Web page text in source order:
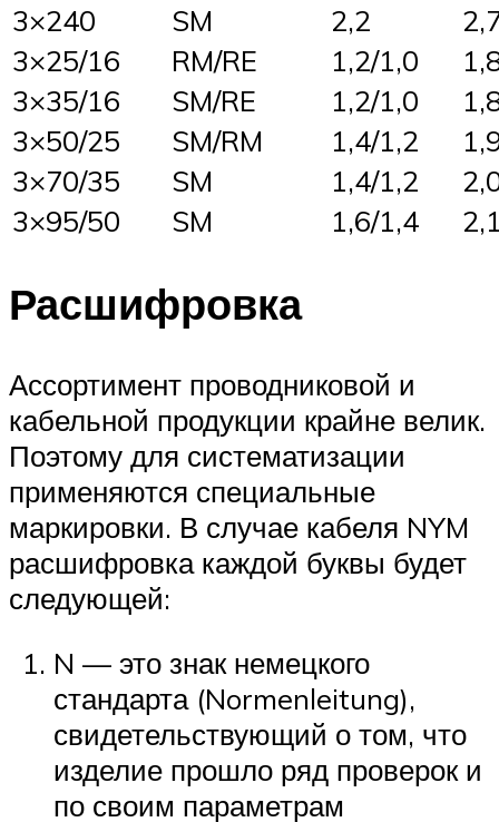
3×240
SM 2,2
3×25/16
RM/RE 1,2/1,0
3×35/16
SM/RE 1,2/1,0
3×50/25
SM/RM 1,4/1,2
3×70/35
SM 1,4/1,2
3×95/50
SM 1,6/1,4
Расшифровка
Ассортимент проводниковой и
кабельной продукции крайне велик.
Поэтому для систематизации
применяются специальные
маркировки. В случае кабеля NYM
расшифровка каждой буквы будет
следующей:
N — это знак немецкого
стандарта (Normenleitung),
свидетельствующий о том, что
изделие прошло ряд проверок и
по своим параметрам